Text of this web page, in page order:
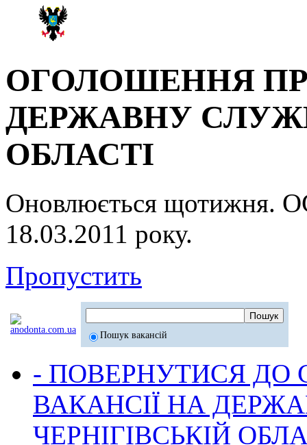
ОГОЛОШЕННЯ
ДЕРЖАВНУ
ОБЛАСТІ
Оновлюється
18.03.2011 року.
Пропустить
Пошук вакансій
- ПОВЕРНУТИСЯ ДО
ВАКАНСІЇ НА
ЧЕРНІГІВСЬКІЙ